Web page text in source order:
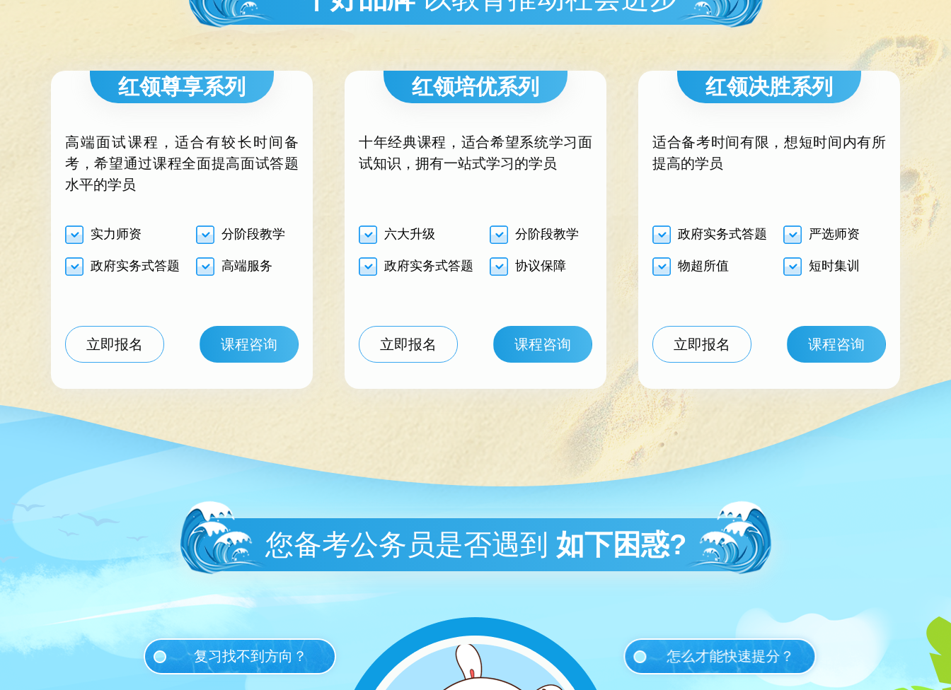
红领尊享系列
高端面试课程，适合有较长时间备
考，希望通过课程全面提高面试答题
水平的学员
实力师资 分阶段教学
政府实务式答题 高端服务
立即报名 课程咨询
红领培优系列
十年经典课程，适合希望系统学习面
试知识，拥有一站式学习的学员
六大升级 分阶段教学
政府实务式答题 协议保障
立即报名 课程咨询
红领决胜系列
适合备考时间有限，想短时间内有所
提高的学员
政府实务式答题 严选师资
物超所值 短时集训
立即报名 课程咨询
您备考公务员是否遇到 如下困惑?
复习找不到方向？ 怎么才能快速提分？